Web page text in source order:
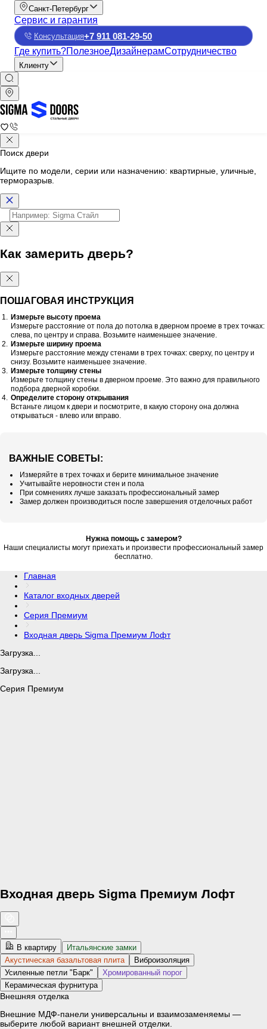
Санкт-Петербург
Сервис и гарантия
Консультация+7 911 081-29-50
Где купить?ПолезноеДизайнерамСотрудничество
Клиенту
Поиск двери
Ищите по модели, серии или назначению: квартирные, уличные,
терморазрыв.
Как замерить дверь?
ПОШАГОВАЯ ИНСТРУКЦИЯ
Измерьте высоту проема
Измерьте расстояние от пола до потолка в дверном проеме в трех точках:
слева, по центру и справа. Возьмите наименьшее значение.
Измерьте ширину проема
Измерьте расстояние между стенами в трех точках: сверху, по центру и
снизу. Возьмите наименьшее значение.
Измерьте толщину стены
Измерьте толщину стены в дверном проеме. Это важно для правильного
подбора дверной коробки.
Определите сторону открывания
Встаньте лицом к двери и посмотрите, в какую сторону она должна
открываться - влево или вправо.
ВАЖНЫЕ СОВЕТЫ:
Измеряйте в трех точках и берите минимальное значение
Учитывайте неровности стен и пола
При сомнениях лучше заказать профессиональный замер
Замер должен производиться после завершения отделочных работ
Нужна помощь с замером?
Наши специалисты могут приехать и произвести профессиональный замер
бесплатно.
Главная
Каталог входных дверей
Серия Премиум
Входная дверь Sigma Премиум Лофт
Загрузка...
Загрузка...
Серия Премиум
Входная дверь Sigma Премиум Лофт
В квартиру
Итальянские замки
Акустическая базальтовая плита
Виброизоляция
Усиленные петли "Барк"
Хромированный порог
Керамическая фурнитура
Внешняя отделка
Внешние МДФ-панели универсальны и взаимозаменяемы —
выберите любой вариант внешней отделки.